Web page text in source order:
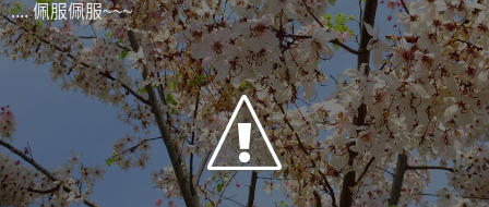
.... 佩服佩服~~~